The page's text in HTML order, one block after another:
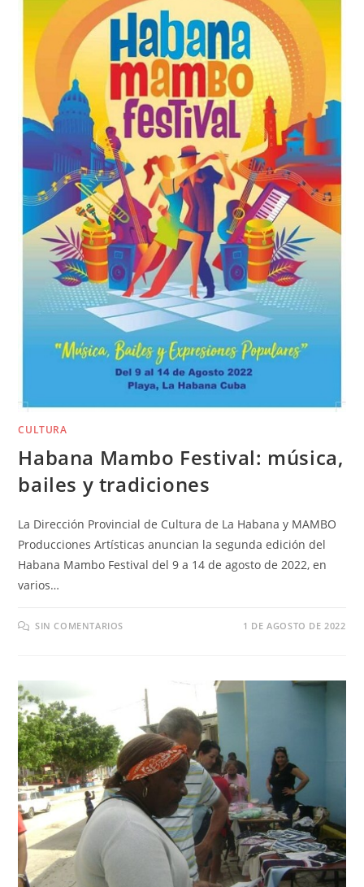
CULTURA
Habana Mambo Festival: música,
bailes y tradiciones
La Dirección Provincial de Cultura de La Habana y MAMBO
Producciones Artísticas anuncian la segunda edición del
Habana Mambo Festival del 9 a 14 de agosto de 2022, en
varios…
SIN COMENTARIOS 1 DE AGOSTO DE 2022